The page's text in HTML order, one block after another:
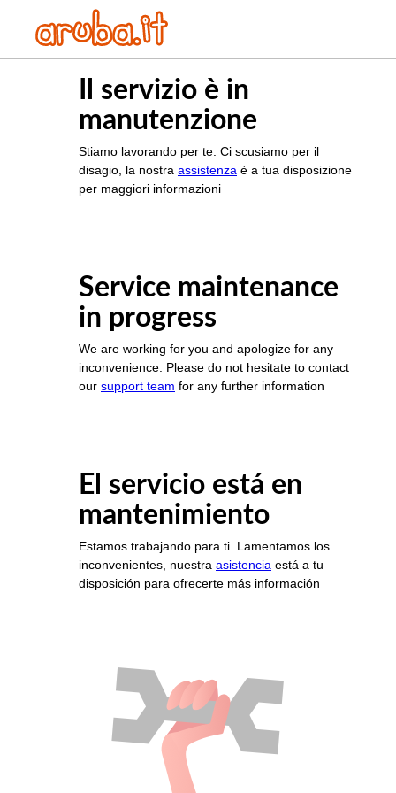
Il servizio è in
manutenzione
Stiamo lavorando per te. Ci scusiamo per il
disagio, la nostra assistenza è a tua disposizione
per maggiori informazioni
Service maintenance
in progress
We are working for you and apologize for any
inconvenience. Please do not hesitate to contact
our support team for any further information
El servicio está en
mantenimiento
Estamos trabajando para ti. Lamentamos los
inconvenientes, nuestra asistencia está a tu
disposición para ofrecerte más información